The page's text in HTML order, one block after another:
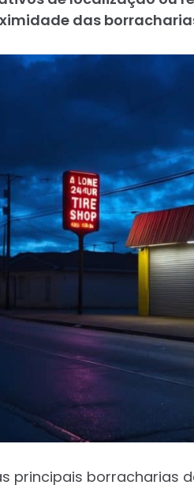
das
principais borracharias